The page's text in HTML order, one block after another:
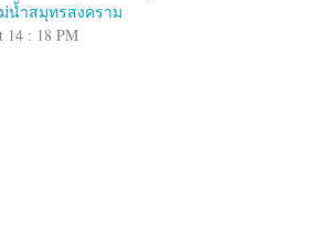
น้ำสมุทรสงคราม
14 : 18 PM